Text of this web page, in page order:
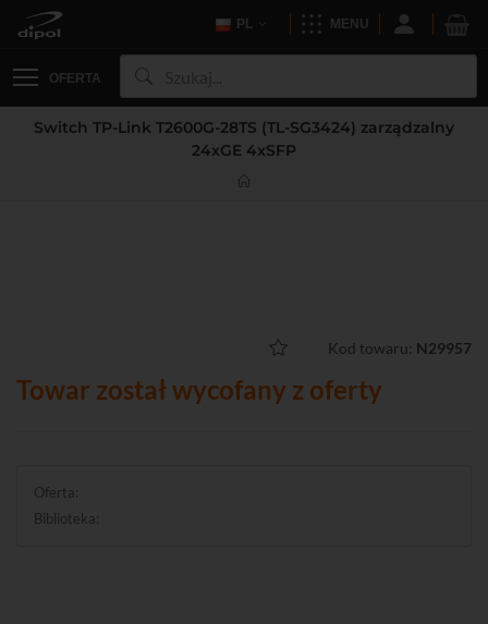
PL MENU
OFERTA
Switch TP-Link T2600G-28TS (TL-SG3424) zarządzalny
24xGE 4xSFP
Kod towaru: N29957
Towar został wycofany z oferty
Oferta:
Biblioteka: